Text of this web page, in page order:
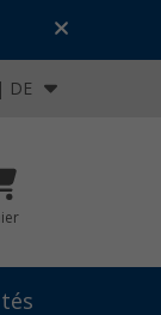
DE